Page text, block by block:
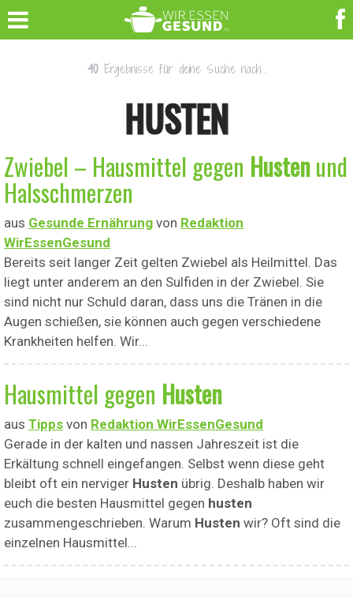
40Ergebnisse für deine Suche nach...
HUSTEN
Zwiebel – Hausmittel gegen Hustenund
Halsschmerzen
aus Gesunde Ernährung von Redaktion
WirEssenGesund
Bereits seit langer Zeit gelten Zwiebel als Heilmittel. Das
liegt unter anderem an den Sulfiden in der Zwiebel. Sie
sind nicht nur Schuld daran, dass uns die Tränen in die
Augen schießen, sie können auch gegen verschiedene
Krankheiten helfen. Wir...
Hausmittel gegen Husten
aus Tipps von Redaktion WirEssenGesund
Gerade in der kalten und nassen Jahreszeit ist die
Erkältung schnell eingefangen. Selbst wenn diese geht
bleibt oft ein nerviger Husten übrig. Deshalb haben wir
euch die besten Hausmittel gegen husten
zusammengeschrieben. Warum Husten wir? Oft sind die
einzelnen Hausmittel...